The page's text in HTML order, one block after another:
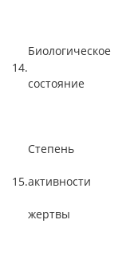
14.
Биологическое
состояние
15.
Степень
активности
жертвы